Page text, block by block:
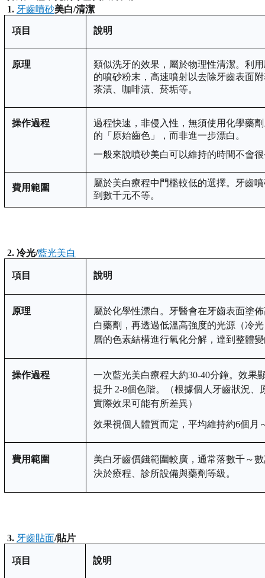
1. 牙齒噴砂美白/清潔
項目 說明
原理 類似洗牙的效果 ， 屬於物理性清潔。利
的噴砂粉末，高速噴射以去除牙齒表面
茶漬、咖啡漬、菸垢等。
操作過程
過程快速，非侵入性，無須使用化學藥
的「原始齒色」，而非進一步漂白。
一般來說噴砂美白可以維持的時間不會
費用範圍
屬於美白療程中門檻較低的選擇。牙齒
到數千元不等。
2. 冷光/藍光美白
項目 說明
原理
屬於化學性漂白。牙醫會在牙齒表面塗
白藥劑，再透過低溫高強度的光源（冷
層的色素結構進行氧化分解，達到整體
操作過程 一次藍光美白療程大約30-40分鐘。效果
提升 2-8個色階。
（根據個人牙齒狀況
實際效果可能有所差異）
效果視個人體質而定，平均維持約6個月
費用範圍 美白牙齒價錢範圍較廣，通常落數千～數
決於療程 、診所設備與藥劑等級。
3. 牙齒貼面/貼片
項目 說明